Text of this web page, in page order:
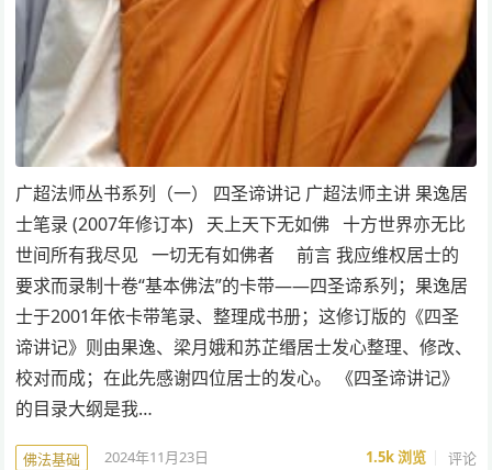
广超法师丛书系列（一） 四圣谛讲记 广超法师主讲 果逸居
士笔录 (2007年修订本) 天上天下无如佛 十方世界亦无比
世间所有我尽见 一切无有如佛者 前言 我应维权居士的
要求而录制十卷“基本佛法”的卡带——四圣谛系列；果逸居
士于2001年依卡带笔录、整理成书册；这修订版的《四圣
谛讲记》则由果逸、梁月娥和苏芷缗居士发心整理、修改、
校对而成；在此先感谢四位居士的发心。 《四圣谛讲记》
的目录大纲是我…
佛法基础 2024年11月23日 1.5k浏览 评论